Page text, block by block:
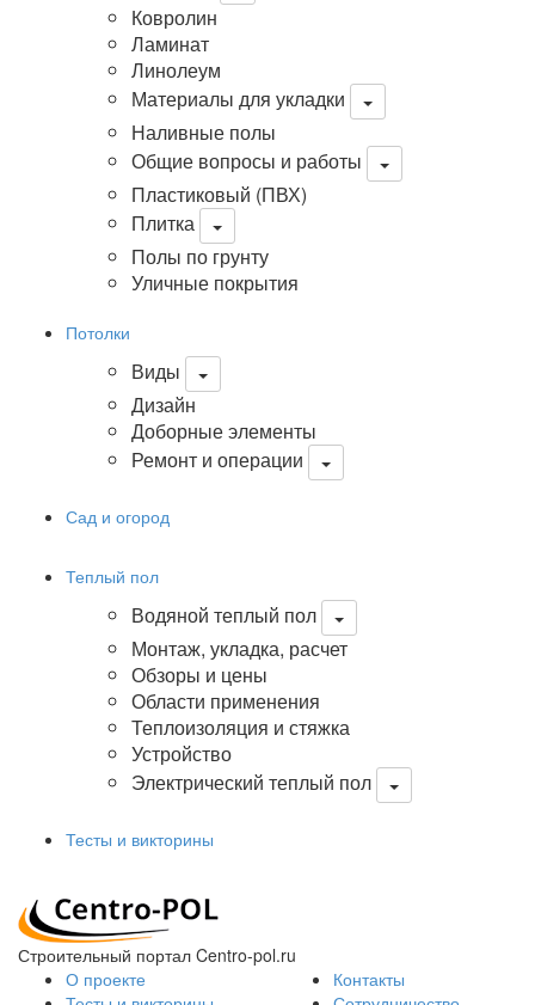
Ковролин
Ламинат
Линолеум
Материалы для укладки
Наливные полы
Общие вопросы и работы
Пластиковый (ПВХ)
Плитка
Полы по грунту
Уличные покрытия
Потолки
Виды
Дизайн
Доборные элементы
Ремонт и операции
Сад и огород
Теплый пол
Водяной теплый пол
Монтаж, укладка, расчет
Обзоры и цены
Области применения
Теплоизоляция и стяжка
Устройство
Электрический теплый пол
Тесты и викторины
Строительный портал Centro-pol.ru
О проекте
Контакты